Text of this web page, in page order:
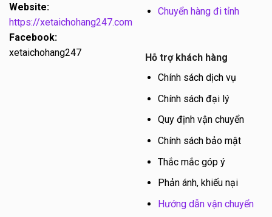
Website:
https://xetaichohang247.com
Facebook:
xetaichohang247
Chuyển hàng đi tỉnh
Hỗ trợ khách hàng
Chính sách dịch vụ
Chính sách đại lý
Quy định vận chuyển
Chính sách bảo mật
Thắc mắc góp ý
Phản ánh, khiếu nại
Hướng dẫn vận chuyển